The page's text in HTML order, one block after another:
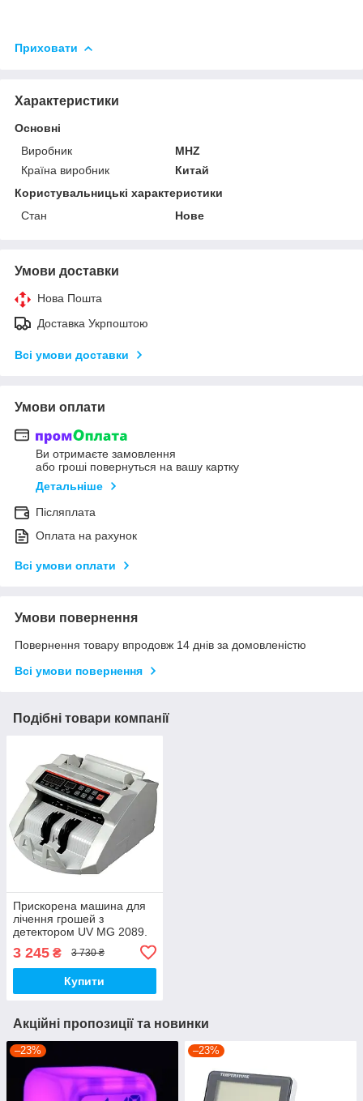
Приховати
Характеристики
Основні
Виробник
MHZ
Країна виробник
Китай
Користувальницькі характеристики
Стан
Нове
Умови доставки
Нова Пошта
Доставка Укрпоштою
Всі умови доставки
Умови оплати
Ви отримаєте замовлення
або гроші повернуться на вашу картку
Детальніше
Післяплата
Оплата на рахунок
Всі умови оплати
Умови повернення
Повернення товару впродовж 14 днів за домовленістю
Всі умови повернення
Подібні товари компанії
Прискорена машина для
лічення грошей з
детектором UV MG 2089.
3 245 ₴ 3 730 ₴
Купити
Акційні пропозиції та новинки
–23% –23%